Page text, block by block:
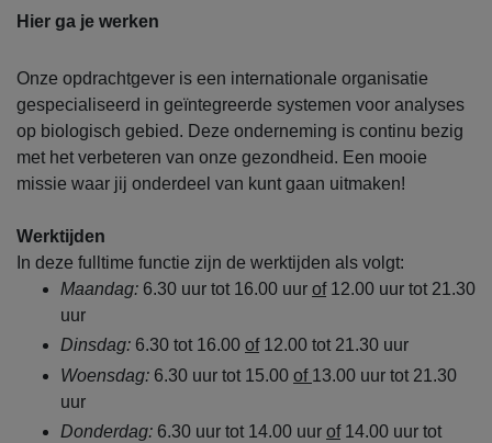
Hier ga je werken
Onze opdrachtgever is een internationale organisatie
gespecialiseerd in geïntegreerde systemen voor analyses
op biologisch gebied. Deze onderneming is continu bezig
met het verbeteren van onze gezondheid. Een mooie
missie waar jij onderdeel van kunt gaan uitmaken!
Werktijden
In deze fulltime functie zijn de werktijden als volgt:
Maandag: 6.30 uur tot 16.00 uur of12.00 uur tot 21.30
uur
Dinsdag: 6.30 tot 16.00 of12.00 tot 21.30 uur
Woensdag: 6.30 uur tot 15.00 of 13.00 uur tot 21.30
uur
Donderdag: 6.30 uur tot 14.00 uur of14.00 uur tot